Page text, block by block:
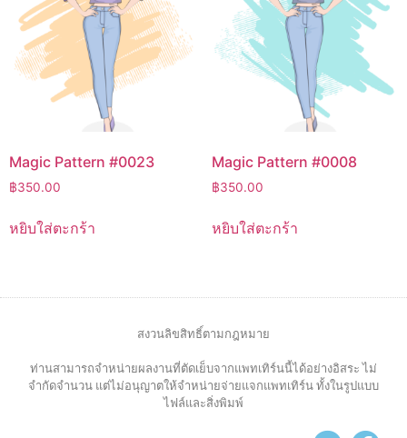
Magic Pattern #0023
฿350.00
หยิบใส่ตะกร้า
Magic Pattern #0008
฿350.00
หยิบใส่ตะกร้า
สงวนลิขสิทธิ์ตามกฎหมาย
ท่านสามารถจำหน่ายผลงานที่ตัดเย็บจากแพทเทิร์นนี้ได้อย่างอิสระ ไม่
จำกัดจำนวน แต่ไม่อนุญาตให้จำหน่ายจ่ายแจกแพทเทิร์น ทั้งในรูปแบบ
ไฟล์และสิ่งพิมพ์